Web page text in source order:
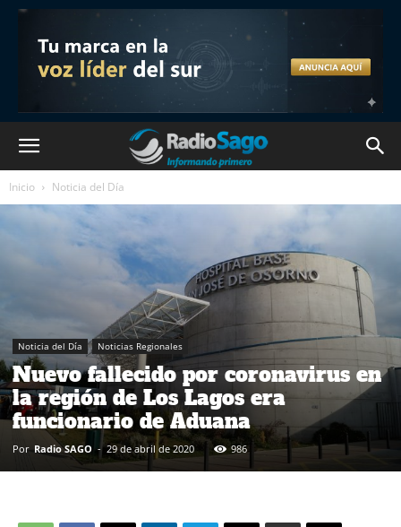
Inicio Noticia del Día
Noticia del Día Noticias Regionales
Nuevo fallecido por coronavirus en
la región de Los Lagos era
funcionario de Aduana
Por Radio SAGO - 29 de abril de 2020 986